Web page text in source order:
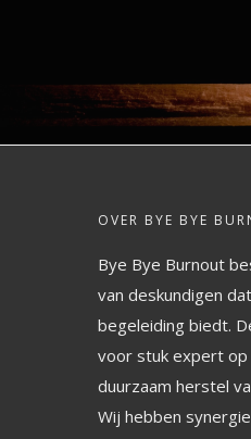
OVER BYE BYE
Bye Bye Burnout
van deskundigen
begeleiding biedt.
voor stuk expert op
duurzaam herstel
Wij hebben